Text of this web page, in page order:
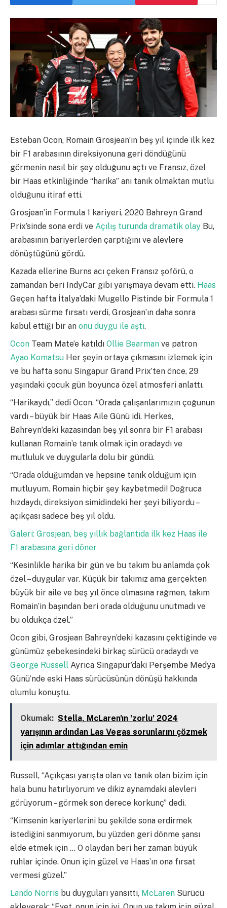
Esteban Ocon, Romain Grosjean’ın beş yıl içinde ilk kez
bir F1 arabasının direksiyonuna geri döndüğünü
görmenin nasıl bir şey olduğunu açtı ve Fransız, özel
bir Haas etkinliğinde “harika” anı tanık olmaktan mutlu
olduğunu itiraf etti.
Grosjean’in Formula 1 kariyeri, 2020 Bahreyn Grand
Prix’sinde sona erdi ve Açılış turunda dramatik olay Bu,
arabasının bariyerlerden çarptığını ve alevlere
dönüştüğünü gördü.
Kazada ellerine Burns acı çeken Fransız şoförü, o
zamandan beri IndyCar gibi yarışmaya devam etti. Haas
Geçen hafta İtalya’daki Mugello Pistinde bir Formula 1
arabası sürme fırsatı verdi, Grosjean’ın daha sonra
kabul ettiği bir an onu duygu ile aştı.
Ocon Team Mate’e katıldı Ollie Bearman ve patron
Ayao Komatsu Her şeyin ortaya çıkmasını izlemek için
ve bu hafta sonu Singapur Grand Prix’ten önce, 29
yaşındaki çocuk gün boyunca özel atmosferi anlattı.
“Harikaydı,” dedi Ocon. “Orada çalışanlarımızın çoğunun
vardı – büyük bir Haas Aile Günü idi. Herkes,
Bahreyn’deki kazasından beş yıl sonra bir F1 arabası
kullanan Romain’e tanık olmak için oradaydı ve
mutluluk ve duygularla dolu bir gündü.
“Orada olduğumdan ve hepsine tanık olduğum için
mutluyum. Romain hiçbir şey kaybetmedi! Doğruca
hızdaydı, direksiyon simidindeki her şeyi biliyordu –
açıkçası sadece beş yıl oldu.
Galeri: Grosjean, beş yıllık bağlantıda ilk kez Haas ile
F1 arabasına geri döner
“Kesinlikle harika bir gün ve bu takım bu anlamda çok
özel – duygular var. Küçük bir takımız ama gerçekten
büyük bir aile ve beş yıl önce olmasına rağmen, takım
Romain’in başından beri orada olduğunu unutmadı ve
bu oldukça özel.”
Ocon gibi, Grosjean Bahreyn’deki kazasını çektiğinde ve
günümüz şebekesindeki birkaç sürücü oradaydı ve
George Russell Ayrıca Singapur’daki Perşembe Medya
Günü’nde eski Haas sürücüsünün dönüşü hakkında
olumlu konuştu.
Okumak: Stella, McLaren'ın 'zorlu' 2024
yarışının ardından Las Vegas sorunlarını çözmek
için adımlar attığından emin
Russell, “Açıkçası yarışta olan ve tanık olan bizim için
hala bunu hatırlıyorum ve dikiz aynamdaki alevleri
görüyorum – görmek son derece korkunç” dedi.
“Kimsenin kariyerlerini bu şekilde sona erdirmek
istediğini sanmıyorum, bu yüzden geri dönme şansı
elde etmek için … O olaydan beri her zaman büyük
ruhlar içinde. Onun için güzel ve Haas’ın ona fırsat
vermesi güzel.”
Lando Norris bu duyguları yansıttı, McLaren Sürücü